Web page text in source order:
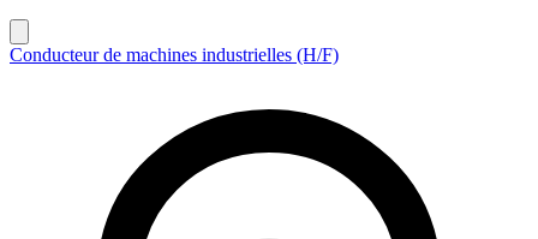
Conducteur de machines industrielles (H/F)